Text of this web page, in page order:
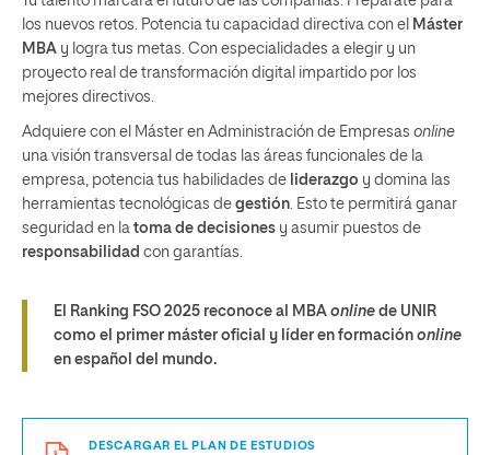
los nuevos retos. Potencia tu capacidad directiva con el Máster
MBA y logra tus metas. Con especialidades a elegir y un
proyecto real de transformación digital impartido por los
mejores directivos.
Adquiere con el Máster en Administración de Empresas online
una visión transversal de todas las áreas funcionales de la
empresa, potencia tus habilidades de liderazgo y domina las
herramientas tecnológicas de gestión. Esto te permitirá ganar
seguridad en la toma de decisiones y asumir puestos de
responsabilidad con garantías.
El Ranking FSO 2025 reconoce al MBA online de UNIR
como el primer máster oficial y líder en formación online
en español del mundo.
DESCARGAR EL PLAN DE ESTUDIOS